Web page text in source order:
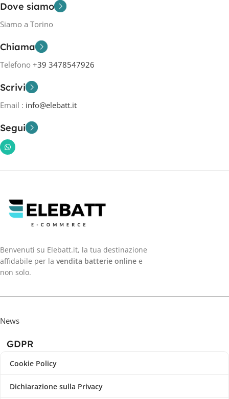
Dove siamo
Siamo a Torino
Chiama
Telefono +39 3478547926
Scrivi
Email : info@elebatt.it
Segui
Benvenuti su Elebatt.it, la tua destinazione
affidabile per la vendita batterie online e
non solo.
News
GDPR
Cookie Policy
Dichiarazione sulla Privacy